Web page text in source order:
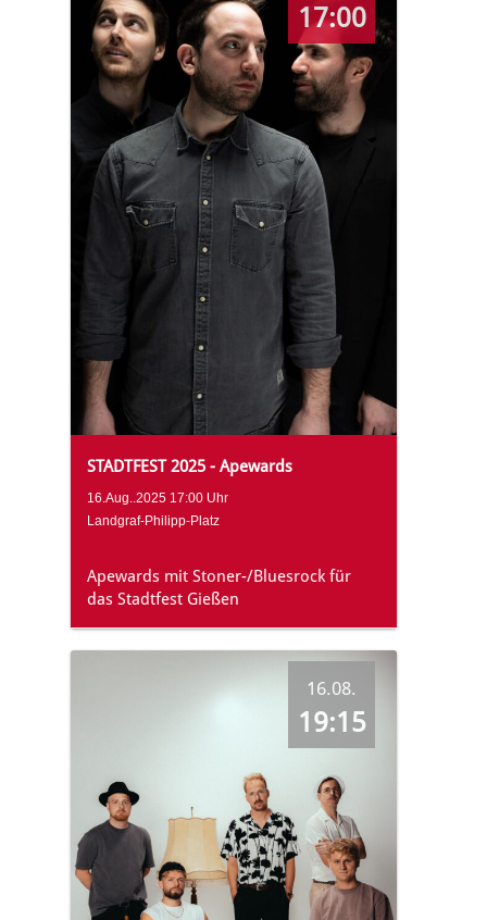
17:00
STADTFEST 2025 - Apewards
16.Aug..2025 17:00 Uhr
Landgraf-Philipp-Platz
Apewards mit Stoner-/Bluesrock für
das Stadtfest Gießen
16.08.
19:15